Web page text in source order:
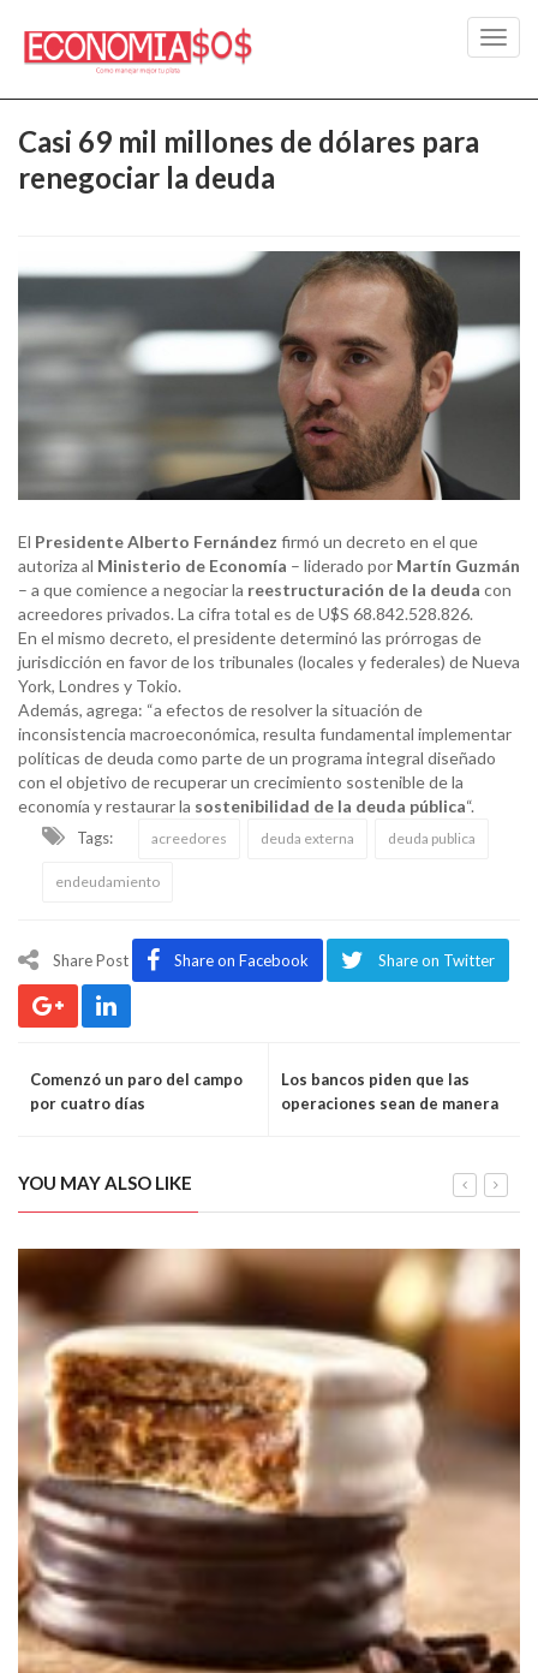
Casi 69 mil millones de dólares para
renegociar la deuda
El Presidente Alberto Fernández firmó un decreto en el que
autoriza al Ministerio de Economía – liderado por Martín Guzmán
– a que comience a negociar la reestructuración de la deuda con
acreedores privados. La cifra total es de U$S 68.842.528.826.
En el mismo decreto, el presidente determinó las prórrogas de
jurisdicción en favor de los tribunales (locales y federales) de Nueva
York, Londres y Tokio.
Además, agrega: “a efectos de resolver la situación de
inconsistencia macroeconómica, resulta fundamental implementar
políticas de deuda como parte de un programa integral diseñado
con el objetivo de recuperar un crecimiento sostenible de la
economía y restaurar la sostenibilidad de la deuda pública“.
Tags: acreedores deuda externa deuda publica
endeudamiento
Share Post Share on Facebook Share on Twitter
Comenzó un paro del campo
por cuatro días
Los bancos piden que las
operaciones sean de manera
YOU MAY ALSO LIKE